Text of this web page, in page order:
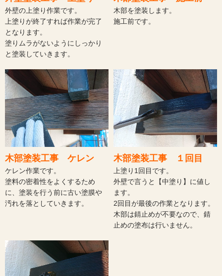
外壁塗装工事 上塗り
外壁の上塗り作業です。
上塗りが終了すれば作業が完了
となります。
塗りムラがないようにしっかり
木部塗装工事 施工前
木部を塗装します。
木部塗装工事 ケレン
ケレン作業です。
塗料の密着性をよくするため
に、塗装を行う前に古い塗膜や
木部塗装工事 １回目
上塗り1回目です。
外壁で言うと【中塗り】に値し
ます。
2回目が最後の作業となります。
木部は錆止めが不要なので、錆